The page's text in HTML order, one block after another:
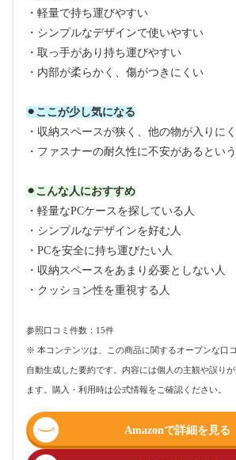
・軽量で持ち運びやすい
・シンプルなデザインで使いやすい
・取っ手があり持ち運びやすい
・内部が柔らかく、傷がつきにくい
⚫︎ここが少し気になる
・収納スペースが狭く、他の物が入りに
・ファスナーの耐久性に不安があるとい
⚫︎こんな人におすすめ
・軽量なPCケースを探している人
・シンプルなデザインを好む人
・PCを安全に持ち運びたい人
・収納スペースをあまり必要としない人
・クッション性を重視する人
参照口コミ件数：15件
※ 本コンテンツは、この商品に関するオープンな口
自動生成した要約です。内容には個人の主観や誤り
ます。購入・利用時は公式情報をご確認ください。
Amazonで詳細を見る